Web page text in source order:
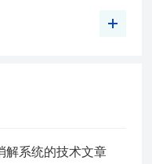
解系统的技术文章